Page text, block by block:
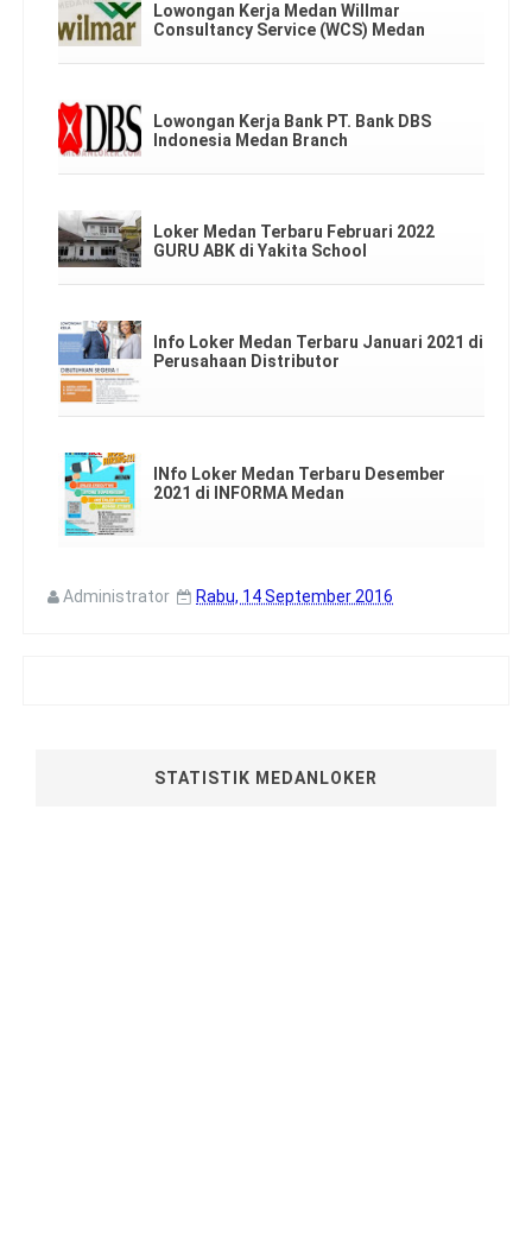
Lowongan Kerja Medan Willmar
Consultancy Service (WCS) Medan
Lowongan Kerja Bank PT. Bank DBS
Indonesia Medan Branch
Loker Medan Terbaru Februari 2022
GURU ABK di Yakita School
Info Loker Medan Terbaru Januari 2021 di
Perusahaan Distributor
INfo Loker Medan Terbaru Desember
2021 di INFORMA Medan
Administrator Rabu, 14 September 2016
STATISTIK MEDANLOKER